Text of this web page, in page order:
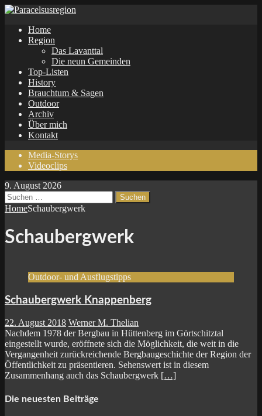
Home
Region
Das Lavanttal
Die neun Gemeinden
Top-Listen
History
Brauchtum & Sagen
Outdoor
Archiv
Über mich
Kontakt
Media-Storys
Videoclips
9. August 2026
Suchen
nach:
HomeSchaubergwerk
Schaubergwerk
Outdoor- und Ausflugstipps
Schaubergwerk Knappenberg
22. August 2018 Werner M. Thelian
Nachdem 1978 der Bergbau in Hüttenberg im Görtschitztal
eingestellt wurde, eröffnete sich die Möglichkeit, die weit in die
Vergangenheit zurückreichende Bergbaugeschichte der Region der
Öffentlichkeit zu präsentieren. Sehenswert ist in diesem
Zusammenhang auch das Schaubergwerk […]
Die neuesten Beiträge